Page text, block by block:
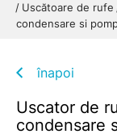
Uscătoare de rufe
condensare si
înapoi
Uscator de
condensare